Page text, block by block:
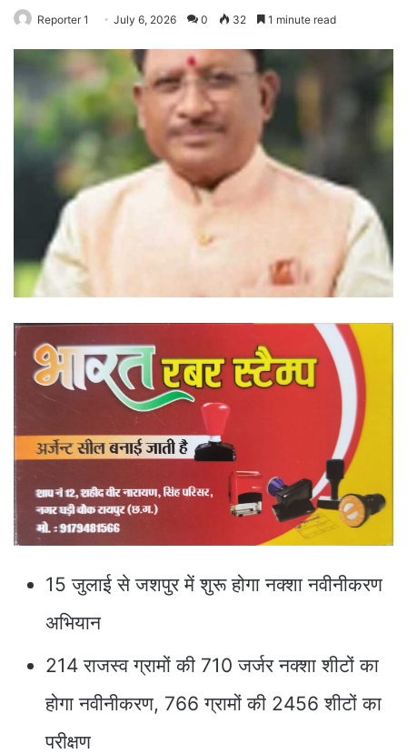
Reporter 1 July 6, 2026 0 32 1 minute read
15 जुलाई से जशपुर में शुरू होगा नक्शा नवीनीकरण
अभियान
214 राजस्व ग्रामों की 710 जर्जर नक्शा शीटों का
होगा नवीनीकरण, 766 ग्रामों की 2456 शीटों का
परीक्षण